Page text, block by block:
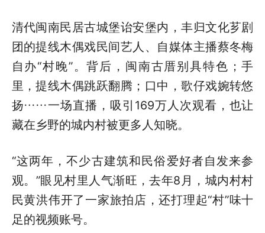
清代闽南民居古城堡诒安堡内，丰归文化芗剧
团的提线木偶戏民间艺人、自媒体主播蔡冬梅
自办“村晚”。背后，闽南古厝别具特色；手
里，提线木偶跳跃翻腾；口中，歌仔戏婉转悠
扬……一场直播，吸引169万人次观看，也让
藏在乡野的城内村被更多人知晓。
“这两年，不少古建筑和民俗爱好者自发来参
观。”眼见村里人气渐旺，去年8月，城内村村
民黄洪伟开了一家旅拍店，还打理起“村”味十
足的视频账号。